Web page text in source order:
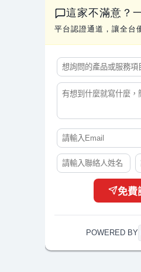
這家不滿意？
平台認證通道，讓全台
免費
POWERED BY